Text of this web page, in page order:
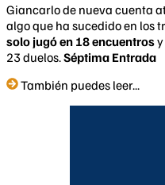
Giancarlo de nueva cuenta
algo que ha sucedido en los
solo jugó en 18 encuentros
23 duelos.Séptima Entrada
También puedes leer...